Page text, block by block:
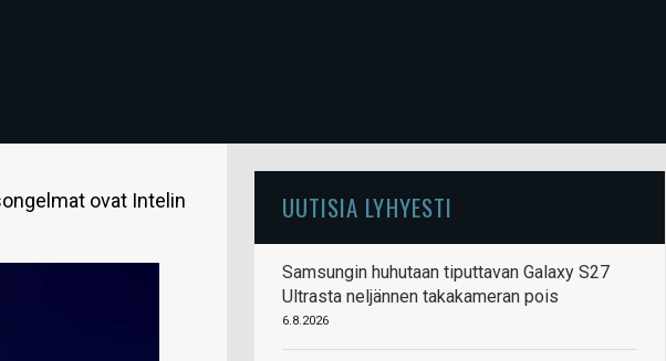
ovat Intelin
UUTISIA LYHYESTI
Samsungin huhutaan tiputtavan Galaxy S27
Ultrasta neljännen takakameran pois
6.8.2026